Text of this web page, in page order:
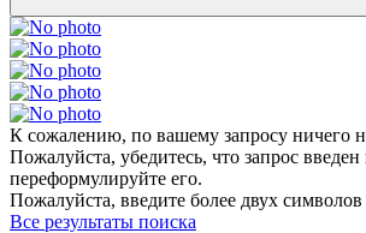
К сожалению, по вашему запросу ничего
Пожалуйста, убедитесь, что запрос
переформулируйте его.
Пожалуйста, введите более двух символов
Все результаты поиска